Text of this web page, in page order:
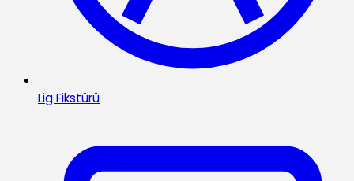
Lig Fikstürü